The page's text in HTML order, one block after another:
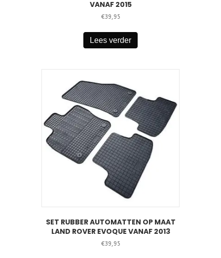
VANAF 2015
€39,95
Lees verder
SET RUBBER AUTOMATTEN OP MAAT
LAND ROVER EVOQUE VANAF 2013
€39,95